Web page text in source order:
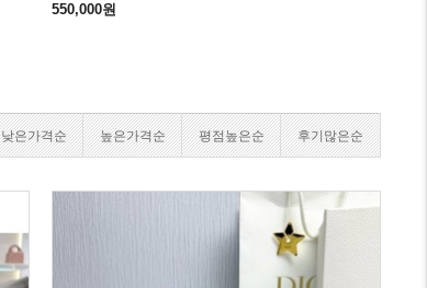
550,000원
낮은가격순 높은가격순 평점높은순 후기많은순